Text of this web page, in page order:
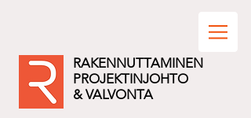
RAKENNUTTAMINEN
PROJEKTINJOHTO
& VALVONTA